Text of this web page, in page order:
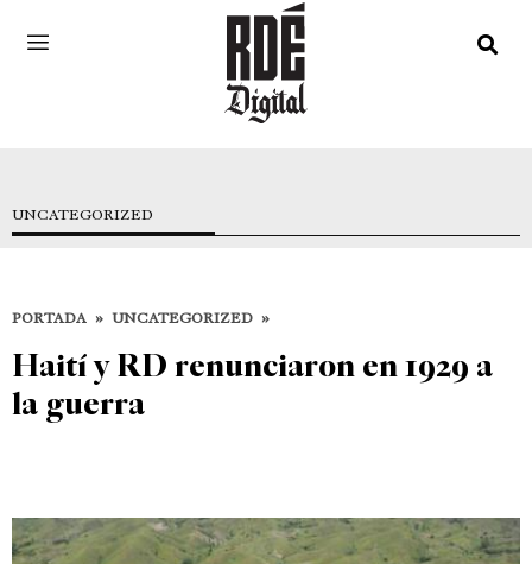
UNCATEGORIZED
PORTADA » UNCATEGORIZED »
Haití y RD renunciaron en 1929 a
la guerra